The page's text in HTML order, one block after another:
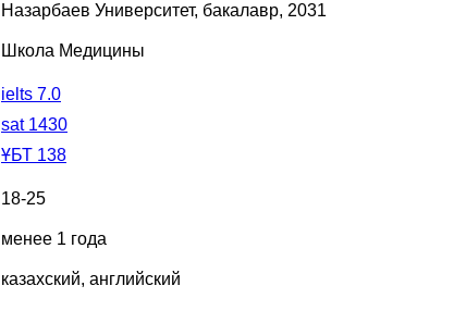
Назарбаев Университет, бакалавр, 2031
Школа Медицины
ielts 7.0
sat 1430
ҰБТ 138
18-25
менее 1 года
казахский, английский